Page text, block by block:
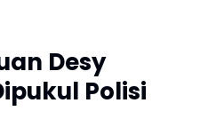
Desy
Polisi